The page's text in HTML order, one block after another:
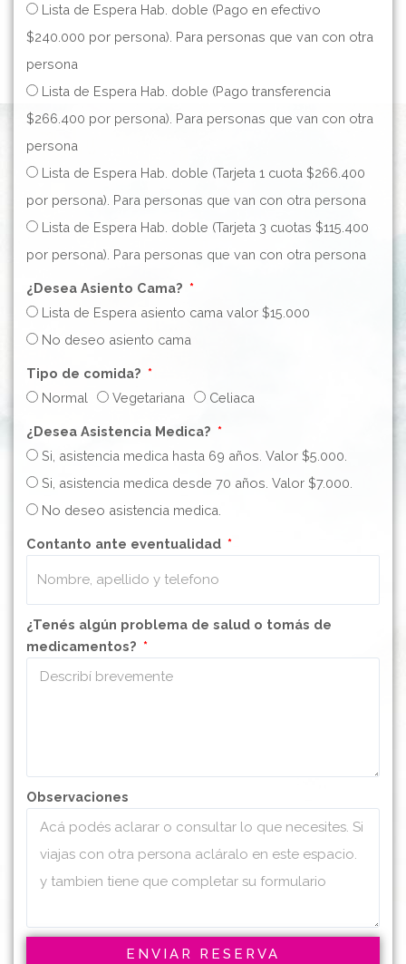
Lista de Espera Hab. doble (Pago en efectivo
$240.000 por persona). Para personas que van con otra
persona
Lista de Espera Hab. doble (Pago transferencia
$266.400 por persona). Para personas que van con otra
persona
Lista de Espera Hab. doble (Tarjeta 1 cuota $266.400
por persona). Para personas que van con otra persona
Lista de Espera Hab. doble (Tarjeta 3 cuotas $115.400
por persona). Para personas que van con otra persona
¿Desea Asiento Cama?
Lista de Espera asiento cama valor $15.000
No deseo asiento cama
Tipo de comida?
Normal
Vegetariana Celiaca
¿Desea Asistencia Medica?
Si, asistencia medica hasta 69 años. Valor $5.000.
Si, asistencia medica desde 70 años. Valor $7.000.
No deseo asistencia medica.
Contanto ante eventualidad
¿Tenés algún problema de salud o tomás de
medicamentos?
Observaciones
ENVIAR RESERVA